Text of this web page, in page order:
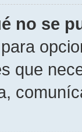
no se
que